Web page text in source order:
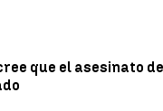
que el asesinato